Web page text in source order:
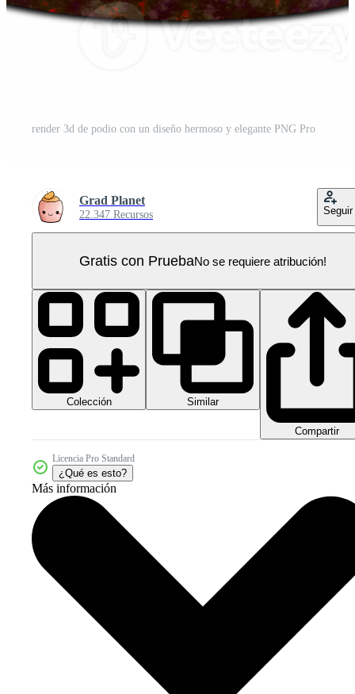
render 3d de podio con un diseño hermoso y elegante PNG Pro
Grad Planet
22.347 Recursos Seguir
Gratis con PruebaNo se requiere atribución!
Colección Similar
Compartir
Licencia Pro Standard
¿Qué es esto?
Más información